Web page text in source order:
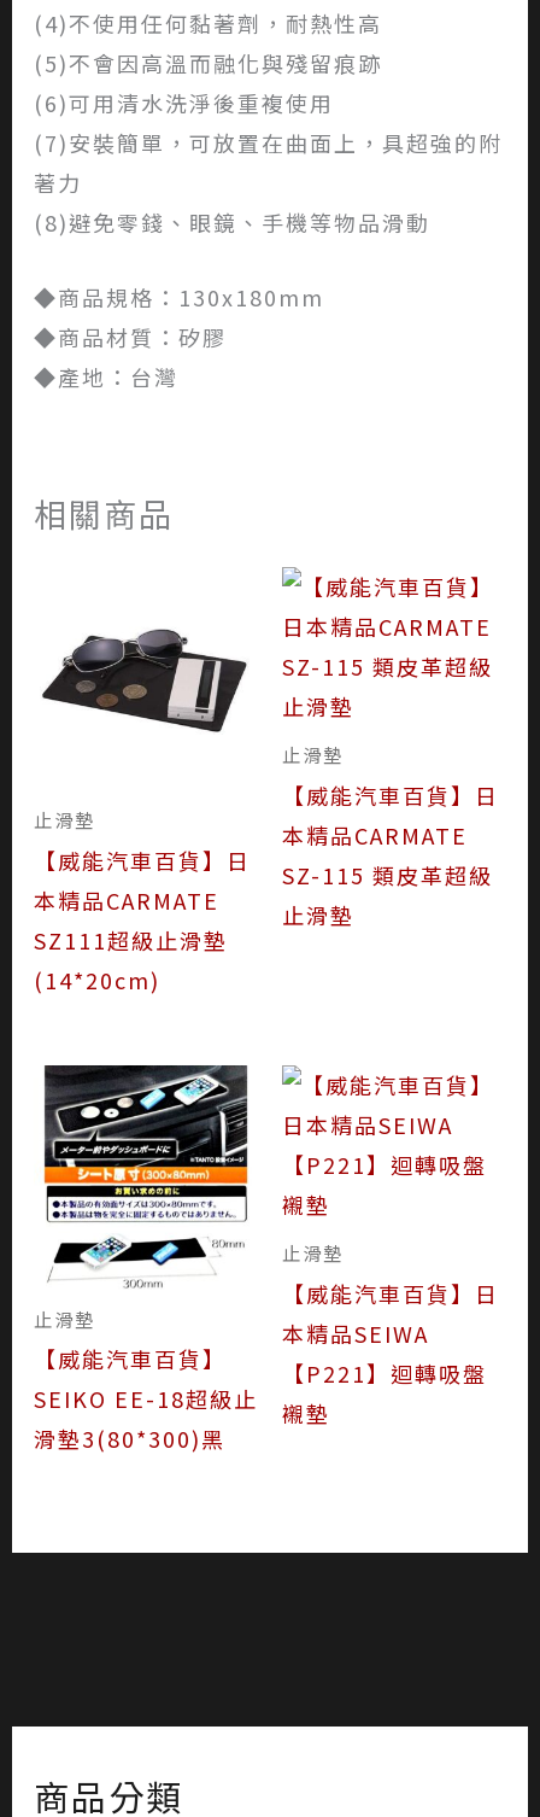
商品分類
(4)不使用任何黏著劑，耐熱性高
(5)不會因高溫而融化與殘留痕跡
(6)可用清水洗淨後重複使用
(7)安裝簡單，可放置在曲面上，具超強的附
著力
(8)避免零錢、眼鏡、手機等物品滑動
◆商品規格：130x180mm
◆商品材質：矽膠
◆產地：台灣
相關商品
止滑墊
【威能汽車百貨】日
本精品CARMATE
SZ111超級止滑墊
(14*20cm)
止滑墊
【威能汽車百貨】日
本精品CARMATE
SZ-115 類皮革超級
止滑墊
止滑墊
【威能汽車百貨】
SEIKO EE-18超級止
滑墊3(80*300)黑
止滑墊
【威能汽車百貨】日
本精品SEIWA
【P221】迴轉吸盤
襯墊